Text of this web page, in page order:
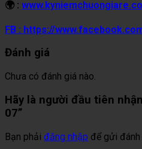
🌍 :
FB : https://
Đánh giá
Chưa có đánh giá nào.
Hãy là người đầu tiên
07”
Bạn phải đăng nhập để gửi đánh